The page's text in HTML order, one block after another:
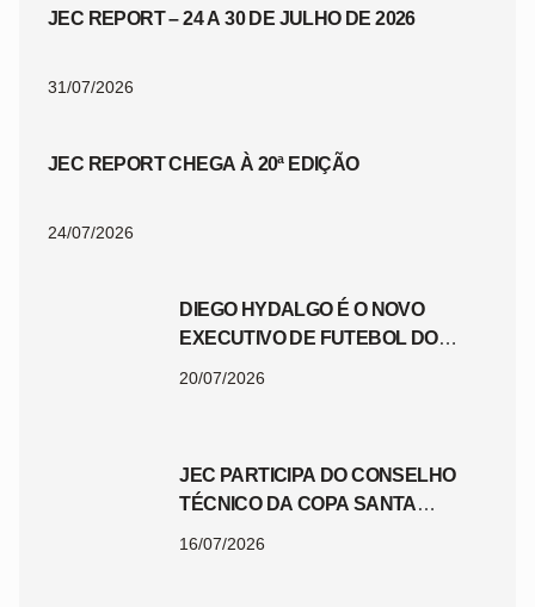
JEC REPORT – 24 A 30 DE JULHO DE 2026
31/07/2026
JEC REPORT CHEGA À 20ª EDIÇÃO
24/07/2026
DIEGO HYDALGO É O NOVO
EXECUTIVO DE FUTEBOL DO
20/07/2026
JEC PARTICIPA DO CONSELHO
TÉCNICO DA COPA SANTA
16/07/2026